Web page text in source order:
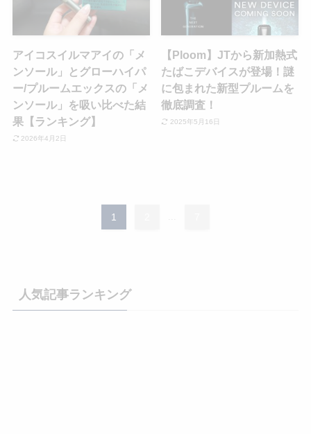
アイコスイルマアイの「メ
ンソール」とグローハイパ
ー/プルームエックスの「メ
ンソール」を吸い比べた結
果【ランキング】
2026年4月2日
【Ploom】JTから新加熱式
たばこデバイスが登場！謎
に包まれた新型プルームを
徹底調査！
2025年5月16日
1
人気記事ランキング